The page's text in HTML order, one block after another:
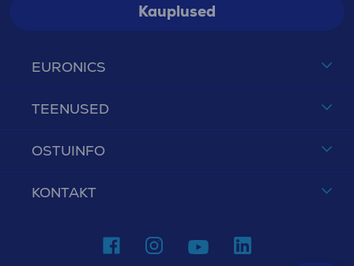
Kuidas hooldada lauapealset
Etlauapealne nõudepesumasin
hooldussoovitust:
toidujäägid ja rasv võivad koguneda ning
katlakivi ja rasv.
EURONICS
TEENUSED
OSTUINFO
KONTAKT
Kauplused